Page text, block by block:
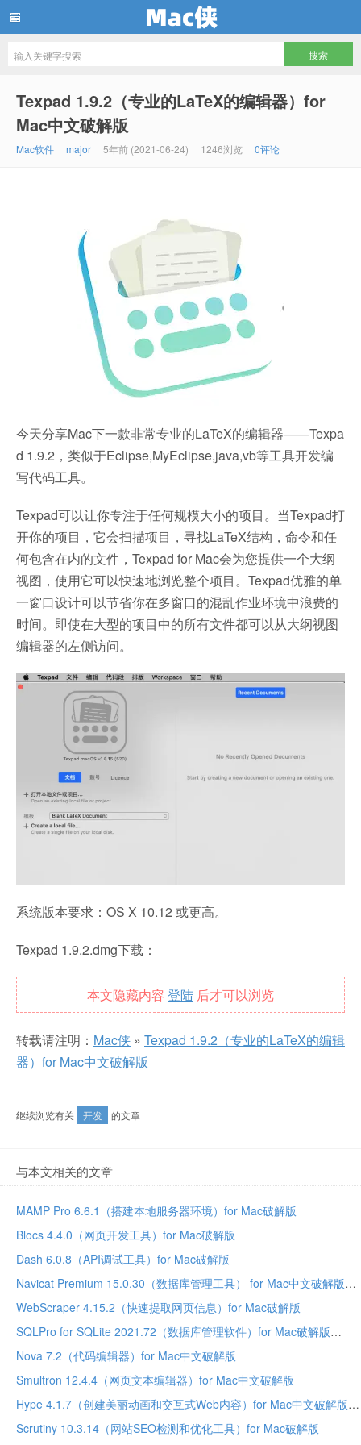
Texpad 1.9.2（专业的LaTeX的编辑器）for
Mac中文破解版
Mac软件 major 5年前 (2021-06-24) 1246浏览 0评论
今天分享Mac下一款非常专业的LaTeX的编辑器——Texpa
d 1.9.2，类似于Eclipse,MyEclipse,java,vb等工具开发编
写代码工具。
Texpad可以让你专注于任何规模大小的项目。当Texpad打
开你的项目，它会扫描项目，寻找LaTeX结构，命令和任
何包含在内的文件，Texpad for Mac会为您提供一个大纲
视图，使用它可以快速地浏览整个项目。Texpad优雅的单
一窗口设计可以节省你在多窗口的混乱作业环境中浪费的
时间。即使在大型的项目中的所有文件都可以从大纲视图
编辑器的左侧访问。
系统版本要求：OS X 10.12 或更高。
Texpad 1.9.2.dmg下载：
本文隐藏内容 登陆 后才可以浏览
转载请注明： Mac侠 » Texpad 1.9.2（专业的LaTeX的编辑
器）for Mac中文破解版
继续浏览有关 开发 的文章
与本文相关的文章
MAMP Pro 6.6.1（搭建本地服务器环境）for Mac破解版
Blocs 4.4.0（网页开发工具）for Mac破解版
Dash 6.0.8（API调试工具）for Mac破解版
Navicat Premium 15.0.30（数据库管理工具） for Mac中文破解版
WebScraper 4.15.2（快速提取网页信息）for Mac破解版
SQLPro for SQLite 2021.72（数据库管理软件）for Mac破解版
Nova 7.2（代码编辑器）for Mac中文破解版
Smultron 12.4.4（网页文本编辑器）for Mac中文破解版
Hype 4.1.7（创建美丽动画和交互式Web内容）for Mac中文破解版
Scrutiny 10.3.14（网站SEO检测和优化工具）for Mac破解版